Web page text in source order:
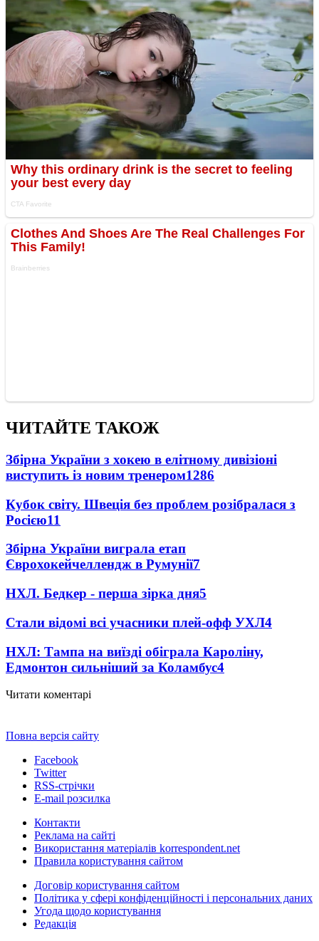
ЧИТАЙТЕ ТАКОЖ
Збірна України з хокею в елітному дивізіоні
виступить із новим тренером1286
Кубок світу. Швеція без проблем розібралася з
Росією11
Збірна України виграла етап
Єврохокейчеллендж в Румунії7
НХЛ. Бедкер - перша зірка дня5
Стали відомі всі учасники плей-офф УХЛ4
НХЛ: Тампа на виїзді обіграла Кароліну,
Едмонтон сильніший за Коламбус4
Читати коментарі
Повна версія сайту
Facebook
Twitter
RSS-стрічки
E-mail розсилка
Контакти
Реклама на сайті
Використання матеріалів korrespondent.net
Правила користування сайтом
Договір користування сайтом
Політика у сфері конфіденційності і персональних даних
Угода щодо користування
Редакція